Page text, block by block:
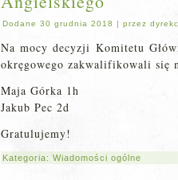
Dodane 30 grudnia 2018 | przez
Na mocy decyzji Komitetu
okręgowego zakwalifikowali się
Maja Górka 1h
Jakub Pec 2d
Gratulujemy!
Kategoria: Wiadomości ogólne